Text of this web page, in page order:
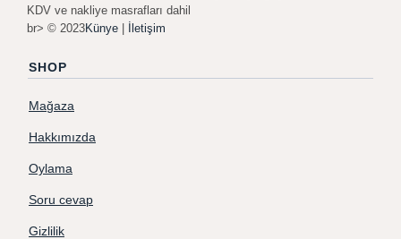
KDV ve nakliye masrafları dahil
br> © 2023Künye | İletişim
SHOP
Mağaza
Hakkımızda
Oylama
Soru cevap
Gizlilik